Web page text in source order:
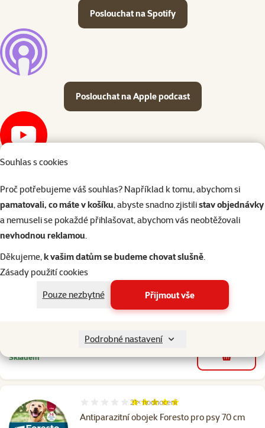
Souhlas s cookies
Proč potřebujeme váš souhlas? Například k tomu, abychom si
pamatovali, co máte v košíku, abyste snadno zjistilistav objednávky
a nemuseli se pokaždé přihlašovat, abychom vás neobtěžovali
nevhodnou reklamou.
Děkujeme,k vašim datům se budeme chovat slušně.
Zásady použití cookies
Pouze nezbytné
Přijmout vše
Podrobné nastavení
Poslouchat na Spotify
Poslouchat na Apple podcast
O epizodě
Repelentní obojek pro kočky Beaphar s
margosou reflexní
Cena
179 Kč
Skladem do košíku
Antiparazitní obojek Foresto pro psy 70 cm
Hodnocení 100%, počet hodnocení: 21
21×hodnocení